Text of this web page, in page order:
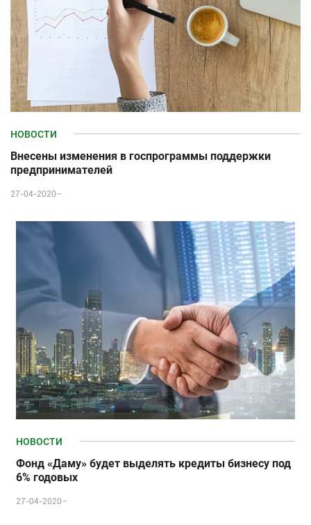
НОВОСТИ
Внесены изменения в госпрограммы поддержки
предпринимателей
27-04-2020–
НОВОСТИ
Фонд «Даму» будет выделять кредиты бизнесу под
6% годовых
27-04-2020–